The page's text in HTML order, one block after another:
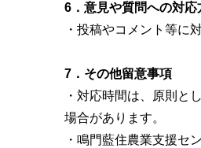
6．意見や質問への対応
・投稿やコメント等に
7．その他留意事項
・対応時間は、原則と
場合があります。
・鳴門藍住農業支援セ